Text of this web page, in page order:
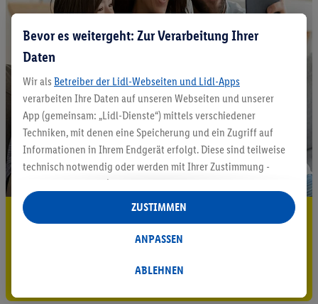
5.95 € Versand sparen³²ᵃ
Jetzt zum Newsletter anmelden
Gutschein sichern!
Bevor es weitergeht: Zur Verarbeitung Ihrer
Daten
Wir als Betreiber der Lidl-Webseiten und Lidl-Apps
verarbeiten Ihre Daten auf unseren Webseiten und unserer
App (gemeinsam: „Lidl-Dienste“) mittels verschiedener
Techniken, mit denen eine Speicherung und ein Zugriff auf
Informationen in Ihrem Endgerät erfolgt. Diese sind teilweise
technisch notwendig oder werden mit Ihrer Zustimmung -
auch durch Partner (u.a.
Verantwortliche; im Zusammenhang mit dem IAB TCF
insgesamt
Statistik-Erstellung oder für personalisierte Werbung
Datenverarbeitungen für personalisierte Werbung werden
ABLEHNEN
ANPASSEN
ZUSTIMMEN